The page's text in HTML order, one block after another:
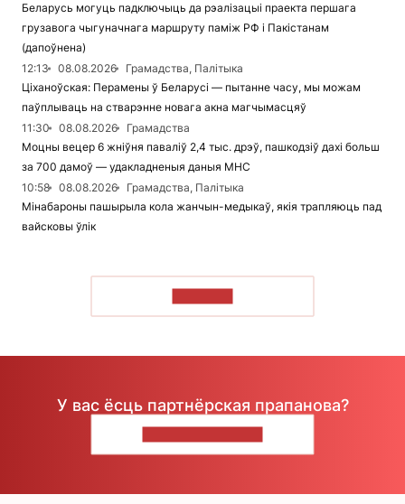
Беларусь могуць падключыць да рэалізацыі праекта першага
грузавога чыгуначнага маршруту паміж РФ і Пакістанам
(дапоўнена)
12:13
08.08.2026
Грамадства, Палітыка
Ціханоўская: Перамены ў Беларусі — пытанне часу, мы можам
паўплываць на стварэнне новага акна магчымасцяў
11:30
08.08.2026
Грамадства
Моцны вецер 6 жніўня паваліў 2,4 тыс. дрэў, пашкодзіў дахі больш
за 700 дамоў — удакладненыя даныя МНС
10:58
08.08.2026
Грамадства, Палітыка
Мінабароны пашырыла кола жанчын-медыкаў, якія трапляюць пад
вайсковы ўлік
У вас ёсць партнёрская прапанова?